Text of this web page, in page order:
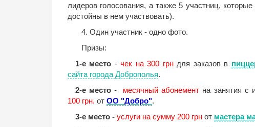
лидеров голосования, а также 5 участниц,
достойны в нем участвовать).
4. Один участник - одно фото.
Призы:
1-е место -чек на 300 грндля заказов в
сайта города Доброполья.
2-е место - месячный абонемент на занятия с
100 грн. от ОО "Добро".
3-е место - услуги на сумму 200 грн от мастера